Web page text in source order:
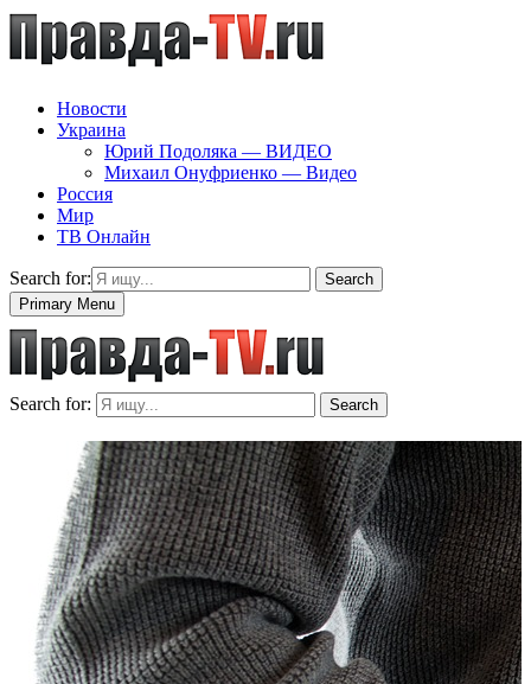
Новости
Украина
Юрий Подоляка — ВИДЕО
Михаил Онуфриенко — Видео
Россия
Мир
ТВ Онлайн
Search for:
Search
Primary Menu
Search for: Search